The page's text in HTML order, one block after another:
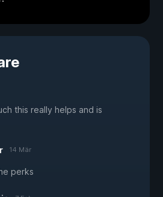
this really helps and is
14 Mär
perks